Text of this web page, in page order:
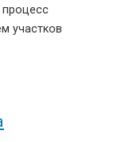
процесс
участков